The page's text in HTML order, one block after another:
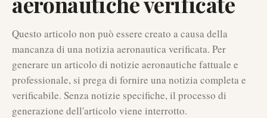
Questo articolo non può essere creato a causa della
mancanza di una notizia aeronautica verificata. Per
generare un articolo di notizie aeronautiche fattuale e
professionale, si prega di fornire una notizia completa e
verificabile. Senza notizie specifiche, il processo di
generazione dell'articolo viene interrotto.